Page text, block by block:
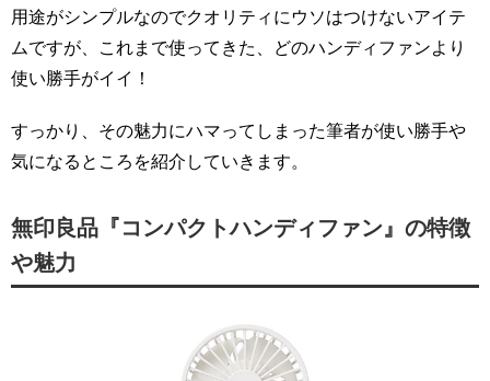
用途がシンプルなのでクオリティにウソはつけないアイテ
ムですが、これまで使ってきた、どのハンディファンより
使い勝手がイイ！
すっかり、その魅力にハマってしまった筆者が使い勝手や
気になるところを紹介していきます。
無印良品『コンパクトハンディファン』の特徴
や魅力